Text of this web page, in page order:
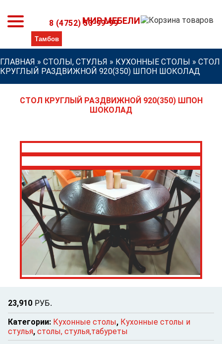
МИР МЕБЕЛИ
8 (4752) 53-99-99
ГЛАВНАЯ » СТОЛЫ, СТУЛЬЯ » КУХОННЫЕ СТОЛЫ » СТОЛ
КРУГЛЫЙ РАЗДВИЖНОЙ 920(350) ШПОН ШОКОЛАД
СТОЛ КРУГЛЫЙ РАЗДВИЖНОЙ 920(350) ШПОН
ШОКОЛАД
23,910 РУБ.
Категории: Кухонные столы, Кухонные столы и
стулья, столы, стулья,табуреты